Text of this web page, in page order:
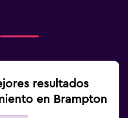
resultados
en Brampton